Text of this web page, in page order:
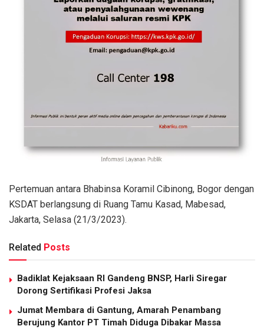
Pertemuan antara Bhabinsa Koramil Cibinong, Bogor dengan
KSDAT berlangsung di Ruang Tamu Kasad, Mabesad,
Jakarta, Selasa (21/3/2023).
Related Posts
Badiklat Kejaksaan RI Gandeng BNSP, Harli Siregar
Dorong Sertifikasi Profesi Jaksa
Jumat Membara di Gantung, Amarah Penambang
Berujung Kantor PT Timah Diduga Dibakar Massa